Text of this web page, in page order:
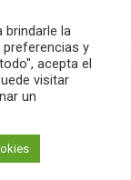
pause PLAY
brindarle la
y
acepta el
visitar
un